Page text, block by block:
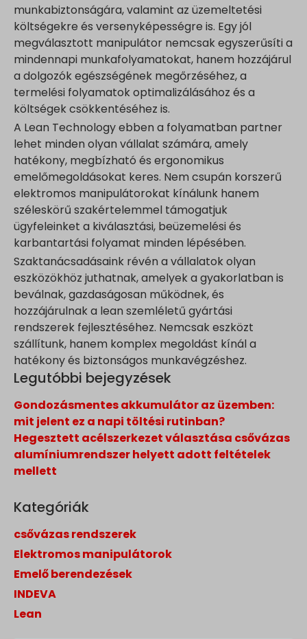
munkabiztonságára, valamint az üzemeltetési
költségekre és versenyképességre is. Egy jól
megválasztott manipulátor nemcsak egyszerűsíti a
mindennapi munkafolyamatokat, hanem hozzájárul
a dolgozók egészségének megőrzéséhez, a
termelési folyamatok optimalizálásához és a
költségek csökkentéséhez is.
A Lean Technology ebben a folyamatban partner
lehet minden olyan vállalat számára, amely
hatékony, megbízható és ergonomikus
emelőmegoldásokat keres. Nem csupán korszerű
elektromos manipulátorokat kínálunk hanem
széleskörű szakértelemmel támogatjuk
ügyfeleinket a kiválasztási, beüzemelési és
karbantartási folyamat minden lépésében.
Szaktanácsadásaink révén a vállalatok olyan
eszközökhöz juthatnak, amelyek a gyakorlatban is
beválnak, gazdaságosan működnek, és
hozzájárulnak a lean szemléletű gyártási
rendszerek fejlesztéséhez. Nemcsak eszközt
szállítunk, hanem komplex megoldást kínál a
hatékony és biztonságos munkavégzéshez.
Legutóbbi bejegyzések
Gondozásmentes akkumulátor az üzemben:
mit jelent ez a napi töltési rutinban?
Hegesztett acélszerkezet választása csővázas
alumíniumrendszer helyett adott feltételek
mellett
Kategóriák
csővázas rendszerek
Elektromos manipulátorok
Emelő berendezések
INDEVA
Lean